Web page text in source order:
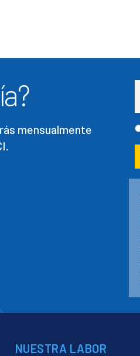
mensualmente
NUESTRA LABOR